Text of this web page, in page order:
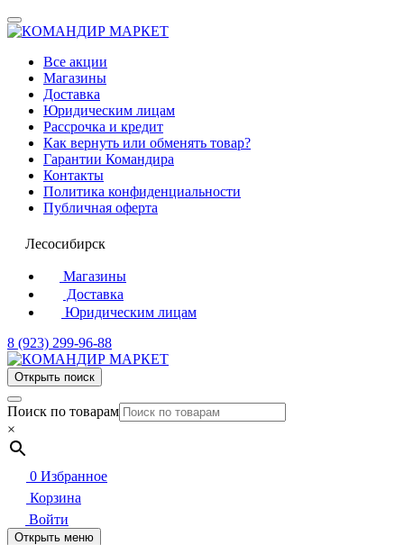
Все акции
Магазины
Доставка
Юридическим лицам
Рассрочка и кредит
Как вернуть или обменять товар?
Гарантии Командира
Контакты
Политика конфиденциальности
Публичная оферта
Лесосибирск
Магазины
Доставка
Юридическим лицам
8 (923) 299-96-88
Открыть поиск
Поиск по товарам
×
0 Избранное
Корзина
Войти
Открыть меню